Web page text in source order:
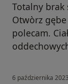
Totalny brak
Otwòrz
polecam.
6 października 2023